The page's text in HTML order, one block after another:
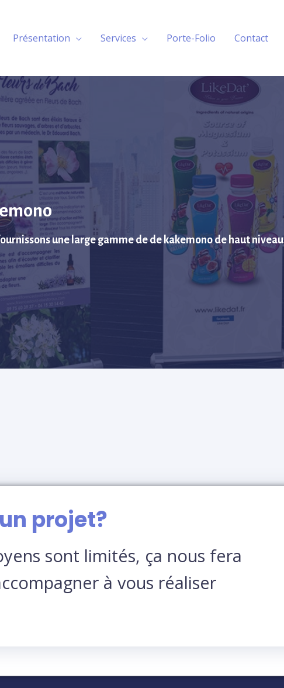
Présentation Services Porte-Folio Contact
une large gamme de de kakemono de haut niveau
projet?
sont limités, ça nous fera
à vous réaliser